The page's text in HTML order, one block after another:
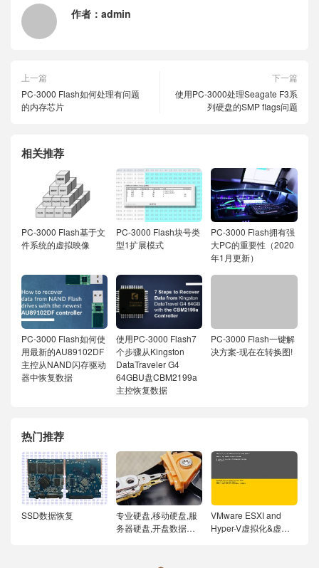
作者： admin
上一篇
PC-3000 Flash如何处理有问题
的内存芯片
下一篇
使用PC-3000处理Seagate F3系
列硬盘的SMP flags问题
相关推荐
PC-3000 Flash基于文
件系统的虚拟映像
PC-3000 Flash块号类
型1扩展模式
PC-3000 Flash拥有强
大PC的重要性（2020
年1月更新）
PC-3000 Flash如何使
用最新的AU89102DF
主控从NAND闪存驱动
器中恢复数据
使用PC-3000 Flash7
个步骤从Kingston
DataTraveler G4
64GBU盘CBM2199a
主控恢复数据
PC-3000 Flash一键解
决方案-现在在转换图!
热门推荐
SSD数据恢复
专业硬盘,移动硬盘,服
务器硬盘,开盘数据恢
VMware ESXI and
Hyper-V虚拟化&虚拟